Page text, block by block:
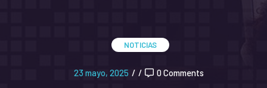
NOTICIAS
23 mayo, 2025 / / 0 Comments